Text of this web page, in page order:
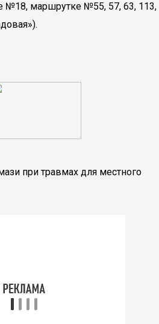
№18, маршрутке №55, 57, 63, 113,
при травмах для местного